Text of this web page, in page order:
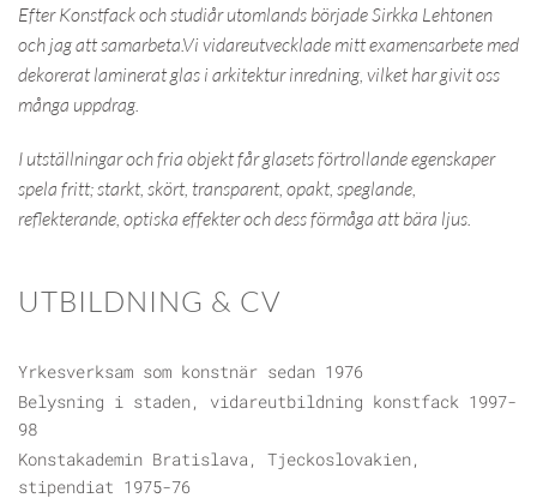
Efter Konstfack och studiår utomlands började Sirkka Lehtonen
och jag att samarbeta.Vi vidareutvecklade mitt examensarbete med
dekorerat laminerat glas i arkitektur inredning, vilket har givit oss
många uppdrag.
I utställningar och fria objekt får glasets förtrollande egenskaper
spela fritt; starkt, skört, transparent, opakt, speglande,
reflekterande, optiska effekter och dess förmåga att bära ljus.
UTBILDNING & CV
Yrkesverksam som konstnär sedan 1976
Belysning i staden, vidareutbildning konstfack 1997-
98
Konstakademin Bratislava, Tjeckoslovakien,
stipendiat 1975-76